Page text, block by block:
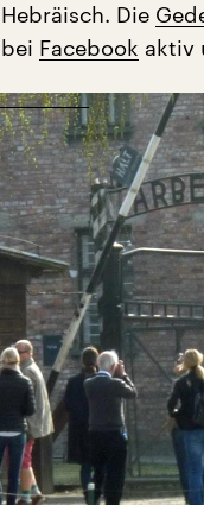
Hebräisch. Die
bei Facebook aktiv